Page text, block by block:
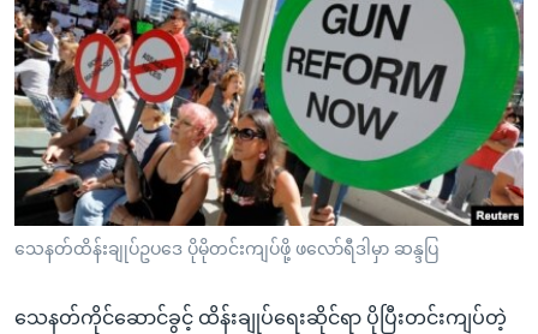
ရန်
ပင်မ
အ
ညွန်း
စာမျက်နှာ
ကြည့်
ရှာဖွေ
မကြေးမုံရဲ့ အင်္ဂလိပ်စာ
ရုပ်ရှင်ထဲက အင်္ဂလိပ်စာ
သုတပဒေသာ အင်္ဂလိပ်စာ
ရေဒီယို
တီဗွီ
ရေဒီယိုနှင့်ရုပ်သံ အချက်အလက်များ
ရေဒီယို/တီဗွီအစီအစဉ်
Learning English
ဗွီအိုအေ လူမှုကွန်ယက်များ
ဘာသာစကားများ
သေနတ်ထိန်းချုပ်ဥပဒေ ပိုမိုတင်းကျပ်ဖို့ ဖလော်ရီဒါမှာ ဆန္ဒပြ
သေနတ်ကိုင်ဆောင်ခွင့် ထိန်းချုပ်ရေးဆိုင်ရာ ပိုပြီးတင်းကျပ်တဲ့